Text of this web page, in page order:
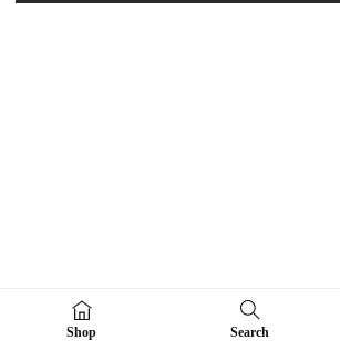
Shop Search